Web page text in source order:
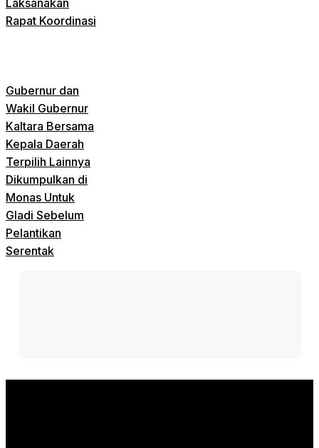
Rapat Koordinasi
Gubernur dan
Wakil Gubernur
Kaltara Bersama
Kepala Daerah
Terpilih Lainnya
Dikumpulkan di
Monas Untuk
Gladi Sebelum
Pelantikan
Serentak